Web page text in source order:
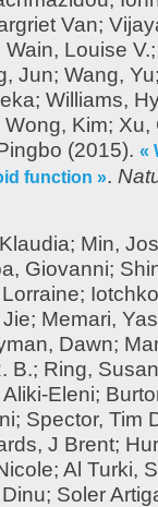
Van;
Wain, Louise V.
Jun; Wang, Yu
; Williams,
Wong, Kim; Xu,
(2015). «
function ».
; Min,
Giovanni;
;
; Memari,
Dawn;
B.; Ring,
Eleni;
; Spector, Tim
J Brent;
; Al Turki,
; Soler